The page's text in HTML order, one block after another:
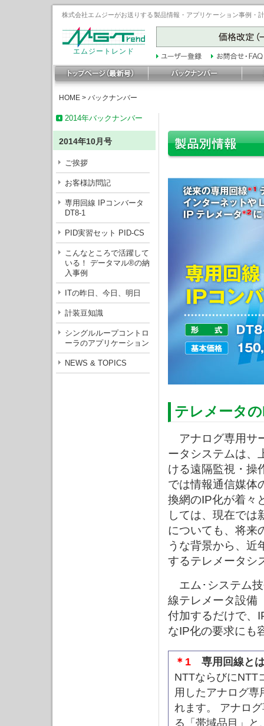
株式会社エムジーがお送りする製品情報・アプリケーション事例
エムジートレンド
HOME > バックナンバー
2014年バックナンバー
2014年10月号
ご挨拶
お客様訪問記
専用回線 IPコンバータ
DT8-1
PID実習セット PID-CS
こんなところで活躍して
いる！ データマル®の納
入事例
ITの昨日、今日、明日
計装豆知識
シングルループコントロ
ーラのアプリケーション
NEWS & TOPICS
テレメータ
アナログ専用サ
ータシステムは、
ける遠隔監視・操
では情報通信媒体
換網のIP化が着々
しては、現在では
についても、将来
うな背景から、近
するテレメータ
エム･システム
線テレメータ設備
付加するだけで、
なIP化の要求にも
＊1 専用回線と
NTTならびにNTT
用したアナログ専
れます。 アナロ
る「帯域品目」